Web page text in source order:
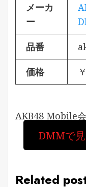
メーカ
ー
品番
価格
AKB48 Mobile会
DMMで
Related